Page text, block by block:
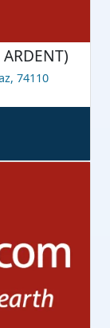
74110